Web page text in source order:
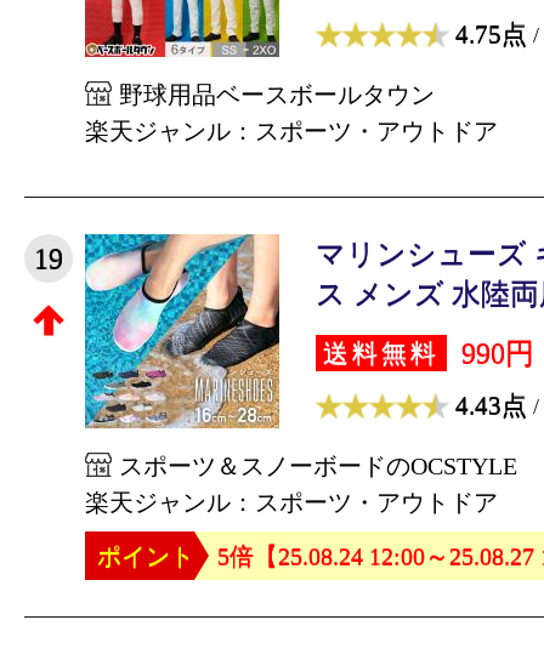
4.75点 /
野球用品ベースボールタウン
楽天ジャンル：スポーツ・アウトドア
19
マリンシューズ
ス メンズ 水陸
送料無料 990円
4.43点 /
スポーツ＆スノーボードのOCSTYLE
楽天ジャンル：スポーツ・アウトドア
ポイント
5倍【25.08.24 12:00～25.08.27